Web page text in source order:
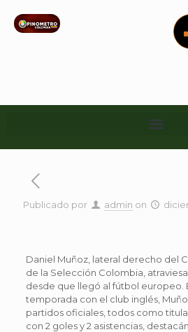
Publicado por admin on
Daniel Muñoz, lateral derecho del
de la Selección Colombia,
desde que llegó al fútbol europeo.
temporada con el club inglés,
partidos oficiales, todos como
con 2 goles y 2 asistencias,